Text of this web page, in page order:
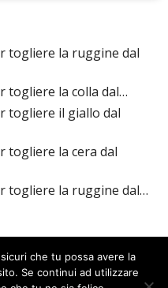
togliere la ruggine dal
togliere la colla dal…
togliere il giallo dal
la cera dal
togliere la ruggine dal…
che tu possa avere la
Se continui ad utilizzare